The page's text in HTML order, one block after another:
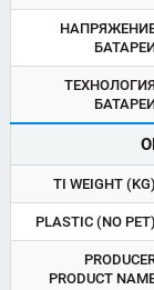
TI WEIGHT (KG)
PLASTIC (NO PET)
PRODUCT